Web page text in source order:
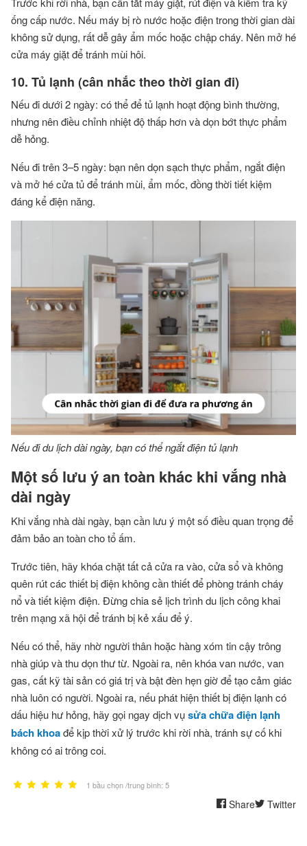
ống cấp nước. Nếu máy bị rò nước hoặc điện trong thời gian dài
không sử dụng, rất dễ gây ẩm mốc hoặc chập cháy. Nên mở hé
cửa máy giặt để tránh mùi hôi.
10. Tủ lạnh (cân nhắc theo thời gian đi)
Nếu đi dưới 2 ngày: có thể để tủ lạnh hoạt động bình thường,
nhưng nên điều chỉnh nhiệt độ thấp hơn và dọn bớt thực phẩm
dễ hỏng.
Nếu đi trên 3–5 ngày: bạn nên dọn sạch thực phẩm, ngắt điện
và mở hé cửa tủ để tránh mùi, ẩm mốc, đồng thời tiết kiệm
đáng kể điện năng.
Nếu đi du lịch dài ngày, bạn có thể ngắt điện tủ lạnh
Một số lưu ý an toàn khác khi vắng nhà
dài ngày
Khi vắng nhà dài ngày, bạn cần lưu ý một số điều quan trọng để
đảm bảo an toàn cho tổ ấm.
Trước tiên, hãy khóa chặt tất cả cửa ra vào, cửa sổ và không
quên rút các thiết bị điện không cần thiết để phòng tránh cháy
nổ và tiết kiệm điện. Đừng chia sẻ lịch trình du lịch công khai
trên mạng xã hội để tránh bị kẻ xấu để ý.
Nếu có thể, hãy nhờ người thân hoặc hàng xóm tin cậy trông
nhà giúp và thu dọn thư từ. Ngoài ra, nên khóa van nước, van
gas, cất kỹ tài sản có giá trị và bật đèn hẹn giờ để tạo cảm giác
nhà luôn có người. Ngoài ra, nếu phát hiện thiết bị điện lạnh có
dấu hiệu hư hỏng, hãy gọi ngay dịch vụsửa chữa điện lạnh
bách khoađể kịp thời xử lý trước khi rời nhà, tránh sự cố khi
không có ai trông coi.
1 bầu chọn /trung bình: 5
Share Twitter